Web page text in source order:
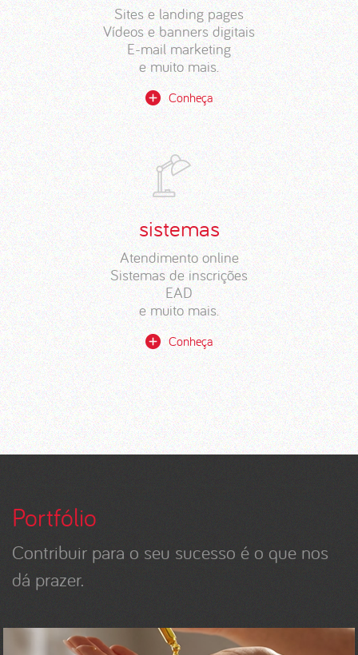
Sites e landing pages
Vídeos e banners digitais
E-mail marketing
e muito mais.
Conheça
sistemas
Atendimento online
Sistemas de inscrições
EAD
e muito mais.
Conheça
Portfólio
Contribuir para o seu sucesso é o que nos
dá prazer.